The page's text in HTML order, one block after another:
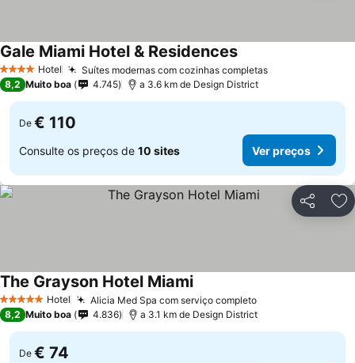
4 EstrelasHotel Suítes modernas com cozinhas completas
Gale Miami Hotel & Residences
8,2 Muito boa 4.745 a 3.6 km de Design District
De € 110
Consulte os preços de 10 sites Ver preços
Partilhar
5 Estrelas Hotel Alicia Med Spa com serviço completo
The Grayson Hotel Miami
8,2 Muito boa 4.836 a 3.1 km de Design District
De € 74